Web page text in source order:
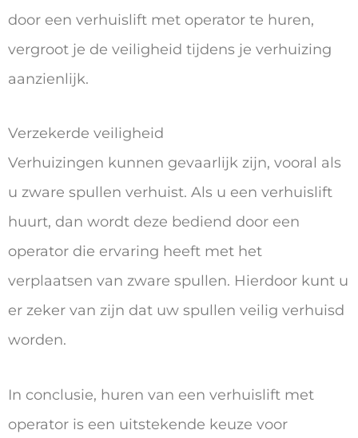
door een verhuislift met operator te huren,
vergroot je de veiligheid tijdens je verhuizing
aanzienlijk.
Verzekerde veiligheid
Verhuizingen kunnen gevaarlijk zijn, vooral als
u zware spullen verhuist. Als u een verhuislift
huurt, dan wordt deze bediend door een
operator die ervaring heeft met het
verplaatsen van zware spullen. Hierdoor kunt u
er zeker van zijn dat uw spullen veilig verhuisd
worden.
In conclusie, huren van een verhuislift met
operator is een uitstekende keuze voor